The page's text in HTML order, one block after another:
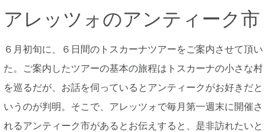
アレッツォのアンティーク市
６月初旬に、６日間のトスカーナツアーをご案内させて頂い
た。ご案内したツアーの基本の旅程はトスカーナの小さな村
を巡るだが、お話を伺っているとアンティークがお好きだと
いうのが判明。そこで、アレッツォで毎月第一週末に開催さ
れるアンティーク市があるとお伝えすると、是非訪れたいと